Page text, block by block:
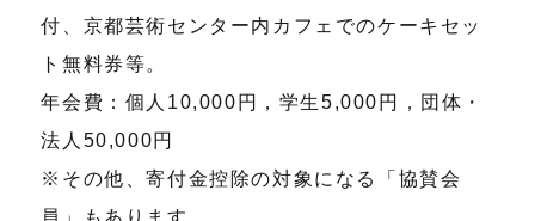
付、京都芸術センター内カフェでのケーキセッ
ト無料券等。
年会費：個人10,000円，学生5,000円，団体・
法人50,000円
※その他、寄付金控除の対象になる「協賛会
員」もあります。